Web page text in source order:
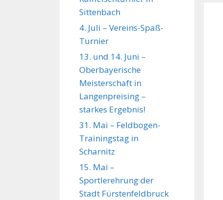
Sittenbach
4. Juli – Vereins-Spaß-
Turnier
13. und 14. Juni –
Oberbayerische
Meisterschaft in
Langenpreising –
starkes Ergebnis!
31. Mai – Feldbogen-
Trainingstag in
Scharnitz
15. Mai –
Sportlerehrung der
Stadt Fürstenfeldbruck